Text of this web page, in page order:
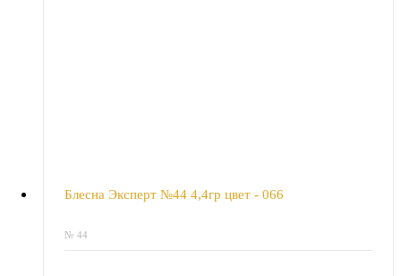
Блесна Эксперт №44 4,4гр цвет - 066
№ 44